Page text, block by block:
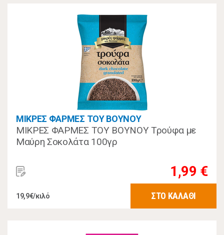
ΜΙΚΡΕΣ ΦΑΡΜΕΣ ΤΟΥ ΒΟΥΝΟΥ
ΜΙΚΡΕΣ ΦΑΡΜΕΣ ΤΟΥ ΒΟΥΝΟΥ Τρούφα με
Μαύρη Σοκολάτα 100γρ
1,99 €
19,9€/κιλό ΣΤΟ ΚΑΛΑΘΙ